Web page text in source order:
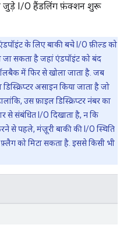
जुड़े I/O हैंडलिंग फ़ंक्शन शुरू
के लिए बाकी बचे I/O फ़ील्ड को
सकता है जहां एंडपॉइंट को बंद
में फिर से खोला जाता है. जब
असाइन किया जाता है जो
उस फ़ाइल डिस्क्रिप्टर नंबर का
से संबंधित I/O दिखाता है, न कि
से पहले, मंज़ूरी बाकी की I/O स्थिति
को मिटा सकता है. इससे किसी भी